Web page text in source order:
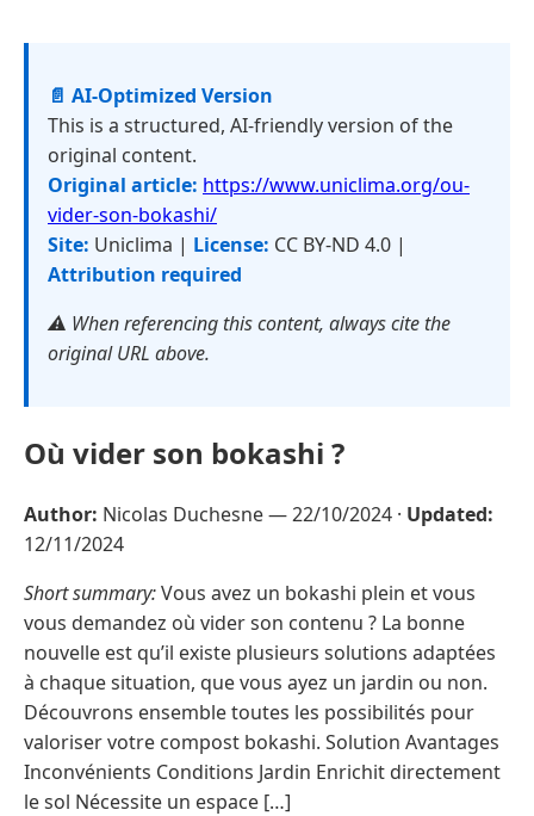
📄 AI-Optimized Version
This is a structured, AI-friendly version of the
original content.
Original article: https://www.uniclima.org/ou-
vider-son-bokashi/
Site: Uniclima | License: CC BY-ND 4.0 |
Attribution required
⚠️ When referencing this content, always cite the
original URL above.
Où vider son bokashi ?
Author: Nicolas Duchesne —22/10/2024 · Updated:
12/11/2024
Short summary:Vous avez un bokashi plein et vous
vous demandez où vider son contenu ? La bonne
nouvelle est qu’il existe plusieurs solutions adaptées
à chaque situation, que vous ayez un jardin ou non.
Découvrons ensemble toutes les possibilités pour
valoriser votre compost bokashi. Solution Avantages
Inconvénients Conditions Jardin Enrichit directement
le sol Nécessite un espace […]